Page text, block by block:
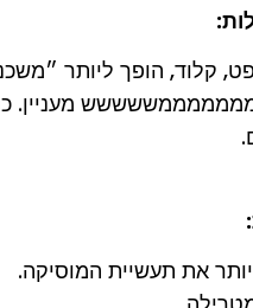
קלוד, הופך ליותר
את תעשיית המוסיקה.